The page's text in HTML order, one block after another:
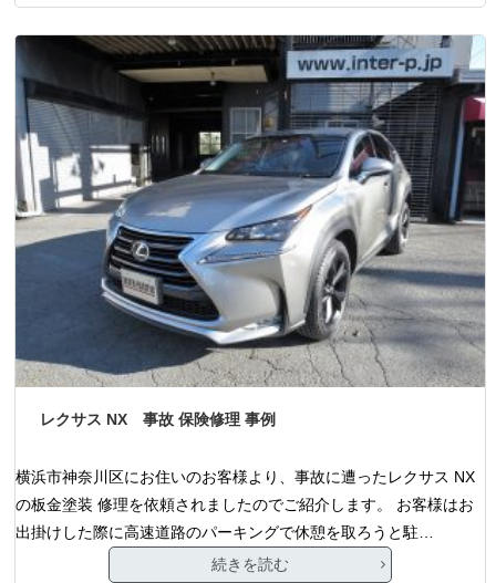
レクサス NX 事故 保険修理 事例
横浜市神奈川区にお住いのお客様より、事故に遭ったレクサス NX
の板金塗装 修理を依頼されましたのでご紹介します。 お客様はお
出掛けした際に高速道路のパーキングで休憩を取ろうと駐…
続きを読む